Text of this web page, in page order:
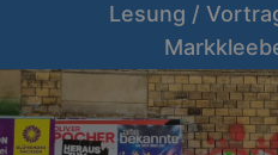
Lesung /
_ga